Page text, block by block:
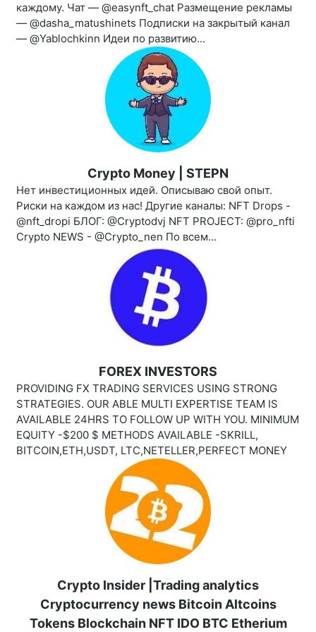
каждому. Чат — @easynft_chat Размещение рекламы
— @dasha_matushinets Подписки на закрытый канал
— @Yablochkinn Идеи по развитию...
Crypto Money | STEPN
Нет инвестиционных идей. Описываю свой опыт.
Риски на каждом из нас! Другие каналы: NFT Drops -
@nft_dropi БЛОГ: @Cryptodvj NFT PROJECT: @pro_nfti
Crypto NEWS - @Crypto_nen По всем...
FOREX INVESTORS
PROVIDING FX TRADING SERVICES USING STRONG
STRATEGIES. OUR ABLE MULTI EXPERTISE TEAM IS
AVAILABLE 24HRS TO FOLLOW UP WITH YOU. MINIMUM
EQUITY -$200 $ METHODS AVAILABLE -SKRILL,
BITCOIN,ETH,USDT, LTC,NETELLER,PERFECT MONEY
Crypto Insider |Trading analytics
Cryptocurrency news Bitcoin Altcoins
Tokens Blockchain NFT IDO BTC Etherium